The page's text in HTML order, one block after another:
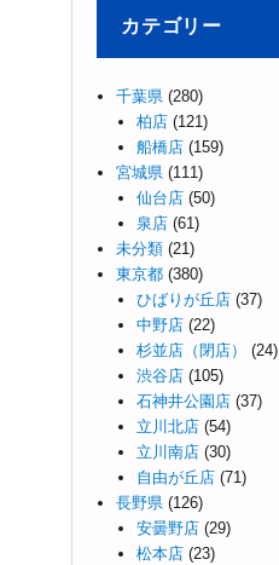
カテゴリー
千葉県 (280)
柏店(121)
船橋店(159)
宮城県 (111)
仙台店(50)
泉店(61)
未分類 (21)
東京都 (380)
ひばりが丘店(37)
中野店(22)
杉並店（閉店）
(24)
渋谷店(105)
石神井公園店(37)
立川北店(54)
立川南店(30)
自由が丘店(71)
長野県 (126)
安曇野店(29)
松本店(23)